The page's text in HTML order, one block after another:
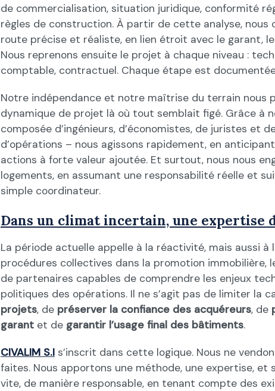
de commercialisation, situation juridique, conformité
règles de construction. À partir de cette analyse, nous
route précise et réaliste, en lien étroit avec le garant,
Nous reprenons ensuite le projet à chaque niveau :
comptable, contractuel. Chaque étape est
Notre indépendance et notre maîtrise du terrain nous
dynamique de projet là où tout semblait figé. Grâce à
composée d’ingénieurs, d’économistes, de juristes et
d’opérations – nous agissons rapidement, en
actions à forte valeur ajoutée. Et surtout, nous nous
logements, en assumant une responsabilité réelle et
simple coordinateur.
Dans un climat incertain, une expertise
La période actuelle appelle à la réactivité, mais aussi à
procédures collectives dans la promotion immobilière,
de partenaires capables de comprendre les enjeux
politiques des opérations. Il ne s’agit pas de limiter la
projets, de préserver la confiance des acquéreurs, de
garant et de garantir l’usage final des bâtiments.
CIVALIM S.I s’inscrit dans cette logique. Nous ne
faites. Nous apportons une méthode, une expertise,
vite, de manière responsable, en tenant compte des